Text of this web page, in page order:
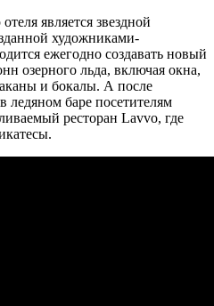
является звездной
художниками-
ежегодно создавать новый
озерного льда, включая окна,
и бокалы. А после
ледяном баре посетителям
ресторан Lavvo, где